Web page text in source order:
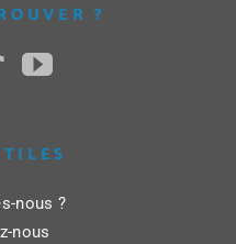
?
nous ?
nous